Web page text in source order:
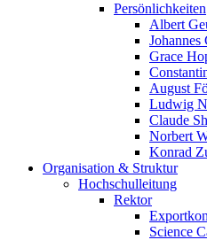
Persönlichkeiten
Albert
Johannes
Grace
August
Ludwig
Claude
Norbert
Konrad
Organisation & Struktur
Hochschulleitung
Rektor
Science